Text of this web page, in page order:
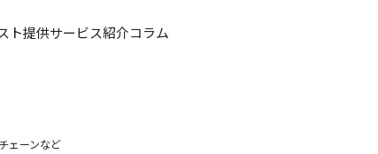
ト提供サービス紹介コラム
ェーンなど